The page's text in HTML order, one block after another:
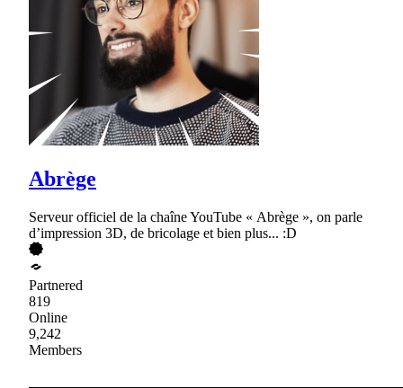
Abrège
Serveur officiel de la chaîne YouTube « Abrège », on parle
d’impression 3D, de bricolage et bien plus... :D
Partnered
819
Online
9,242
Members